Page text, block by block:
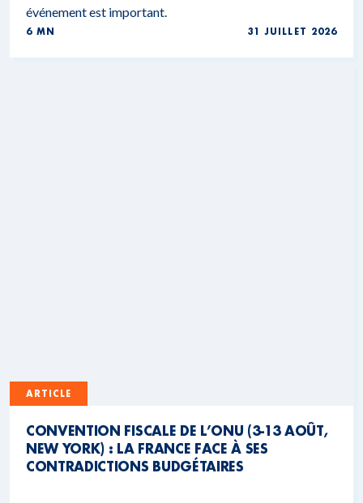
événement est important.
6 MN 31 JUILLET 2026
ARTICLE
CONVENTION FISCALE DE L’ONU (3-13 AOÛT,
NEW YORK) : LA FRANCE FACE À SES
CONTRADICTIONS BUDGÉTAIRES